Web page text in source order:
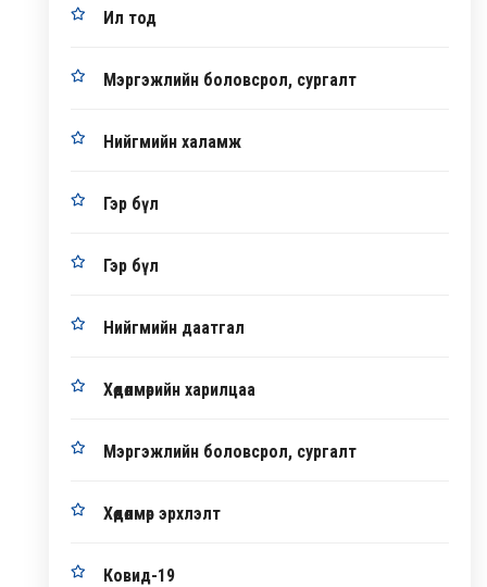
Ил тод
Мэргэжлийн боловсрол, сургалт
Нийгмийн халамж
Гэр бүл
Гэр бүл
Нийгмийн даатгал
Хөдөлмөрийн харилцаа
Мэргэжлийн боловсрол, сургалт
Хөдөлмөр эрхлэлт
Ковид-19